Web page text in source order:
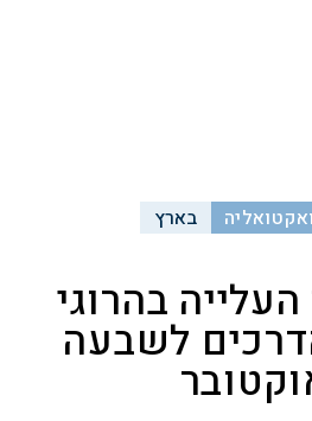
בארץ
בהרוגי
לשבעה